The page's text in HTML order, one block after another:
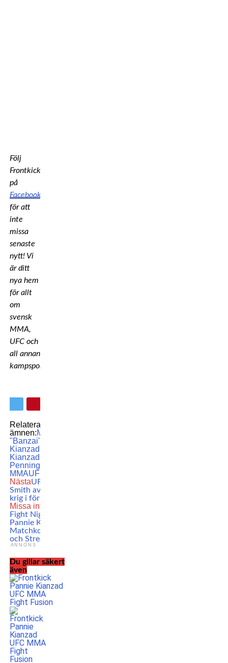
Följ
Frontkick
på
Facebook
för att
inte
missa
senaste
nytt! Vi
är ditt
nya hem
för allt
om
svensk
MMA,
UFC och
all annan
kampsport!
Relaterade
ämnen:MMA
"Banzai"
Kianzad
Kianzad
Pennington
MMAUFC
NästaUFC-resultat:
Smith avslutar galet
krig i första ronden
Missa inte
Fight Night med
Pannie Kianzad –
Matchkort, Tider
och Stream
ANNONS
Du gillar säkert
även